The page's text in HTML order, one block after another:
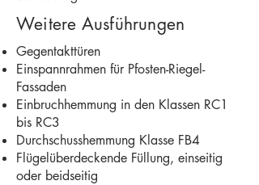
Weitere Ausführungen
Gegentakttüren
Einspannrahmen für Pfosten-Riegel-
Fassaden
Einbruchhemmung in den Klassen RC1
bis RC3
Durchschusshemmung Klasse FB4
Flügelüberdeckende Füllung, einseitig
oder beidseitig